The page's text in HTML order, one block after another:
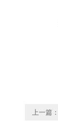
上一篇：